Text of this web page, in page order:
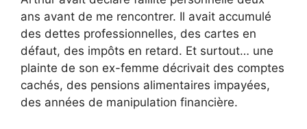
ans avant de me rencontrer. Il avait accumulé
des dettes professionnelles, des cartes en
défaut, des impôts en retard. Et surtout… une
plainte de son ex-femme décrivait des comptes
cachés, des pensions alimentaires impayées,
des années de manipulation financière.